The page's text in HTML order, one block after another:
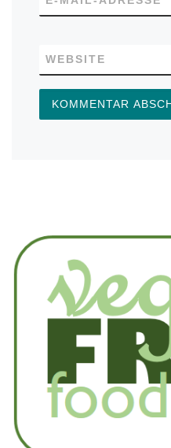
WEBSITE